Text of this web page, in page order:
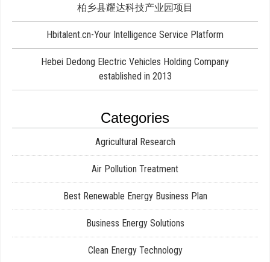
柏乡县耀达科技产业园项目
Hbitalent.cn-Your Intelligence Service Platform
Hebei Dedong Electric Vehicles Holding Company
established in 2013
Categories
Agricultural Research
Air Pollution Treatment
Best Renewable Energy Business Plan
Business Energy Solutions
Clean Energy Technology